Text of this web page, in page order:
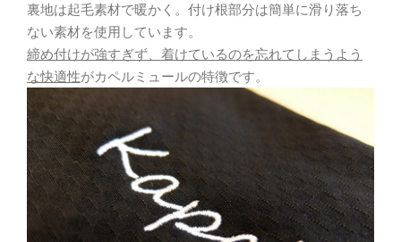
裏地は起毛素材で暖かく。付け根部分は簡単に滑り落ち
ない素材を使用しています。
締め付けが強すぎず、着けているのを忘れてしまうよう
な快適性がカペルミュールの特徴です。